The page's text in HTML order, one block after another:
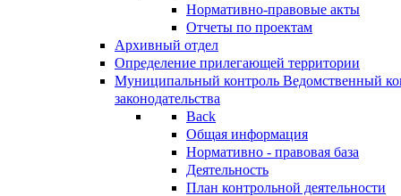
Нормативно-правовые акты
Отчеты по проектам
Архивный отдел
Определение прилегающей территории
Муниципальный контроль Ведомственный
законодательства
Back
Общая информация
Нормативно - правовая база
Деятельность
План контрольной деятельности